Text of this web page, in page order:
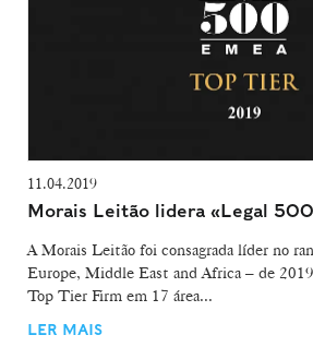
11.04.2019
Morais Leitão lidera «Legal
A Morais Leitão foi consagrada líder no
Europe, Middle East and Africa – de
Top Tier Firm em 17 área...
LER MAIS